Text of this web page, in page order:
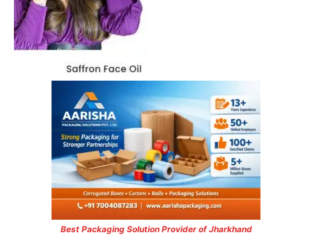
Best Packaging Solution Provider of Jharkhand